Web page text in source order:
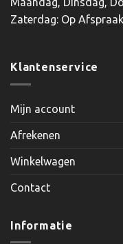
Zaterdag: Op Afspraak
Klantenservice
Mijn account
Afrekenen
Winkelwagen
Contact
Informatie